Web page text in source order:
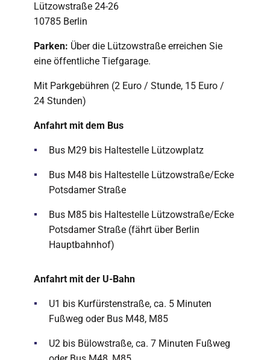
Lützowstraße 24-26
10785 Berlin
Parken: Über die Lützowstraße erreichen Sie
eine öffentliche Tiefgarage.
Mit Parkgebühren (2 Euro / Stunde, 15 Euro /
24 Stunden)
Anfahrt mit dem Bus
Bus M29 bis Haltestelle Lützowplatz
Bus M48 bis Haltestelle Lützowstraße/Ecke
Potsdamer Straße
Bus M85 bis Haltestelle Lützowstraße/Ecke
Potsdamer Straße (fährt über Berlin
Hauptbahnhof)
Anfahrt mit der U-Bahn
U1 bis Kurfürstenstraße, ca. 5 Minuten
Fußweg oder Bus M48, M85
U2 bis Bülowstraße, ca. 7 Minuten Fußweg